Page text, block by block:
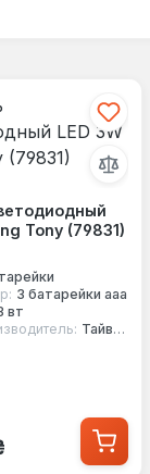
Tony (79831)
3 батарейки aaa
вт
Тайвань